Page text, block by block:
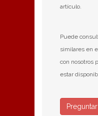
artículo.
Puede
similares en
con nosotros
estar